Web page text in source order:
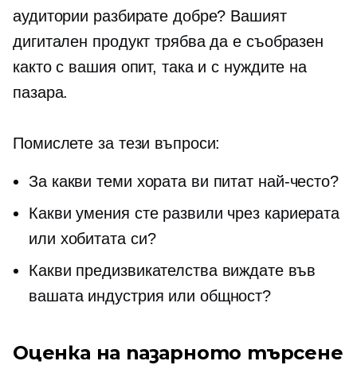
аудитории разбирате добре? Вашият
дигитален продукт трябва да е съобразен
както с вашия опит, така и с нуждите на
пазара.
Помислете за тези въпроси:
За какви теми хората ви питат най-често?
Какви умения сте развили чрез кариерата
или хобитата си?
Какви предизвикателства виждате във
вашата индустрия или общност?
Оценка на пазарното търсене